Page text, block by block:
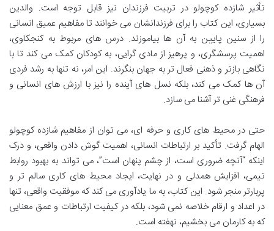
تأثیر شازده کوچولو در تربیت فرزندان نیز قابل توجه است. والدین
بسیاری، این کتاب را برای فرزندانشان می خوانند تا مفاهیم عمیق انسانی
را از سنین پایین به آن ها بیاموزند. درس های مربوط به کنجکاوی،
اهمیت پرسشگری، و پرهیز از مادی گرایی، به کودکان کمک می کند تا با
نگاهی بازتر و ذهنی فعال تر به جهان بنگرند. این امر، نه تنها به رشد فردی
آن ها کمک می کند، بلکه نسل های آینده را نیز با ارزش های انسانی و
فرهنگی غنی تر آشنا می سازد.
حتی در محیط های کاری و حرفه ای، می توان از مفاهیم شازده کوچولو
الهام گرفت. تأکید بر ارتباطات انسانی، اهمیت گوش دادن واقعی، و درک
اینکه “آنچه ضروری است، از چشم پنهان است”، می تواند به بهبود روابط
تیمی، افزایش همدلی و در نهایت، ایجاد محیط های کاری سالم تر و
پربارتر منجر شود. این کتاب، به ما یادآوری می کند که موفقیت واقعی، تنها
در اعداد و ارقام خلاصه نمی شود، بلکه در کیفیت ارتباطات و عمق معنایی
که به کارمان می بخشیم، نهفته است.